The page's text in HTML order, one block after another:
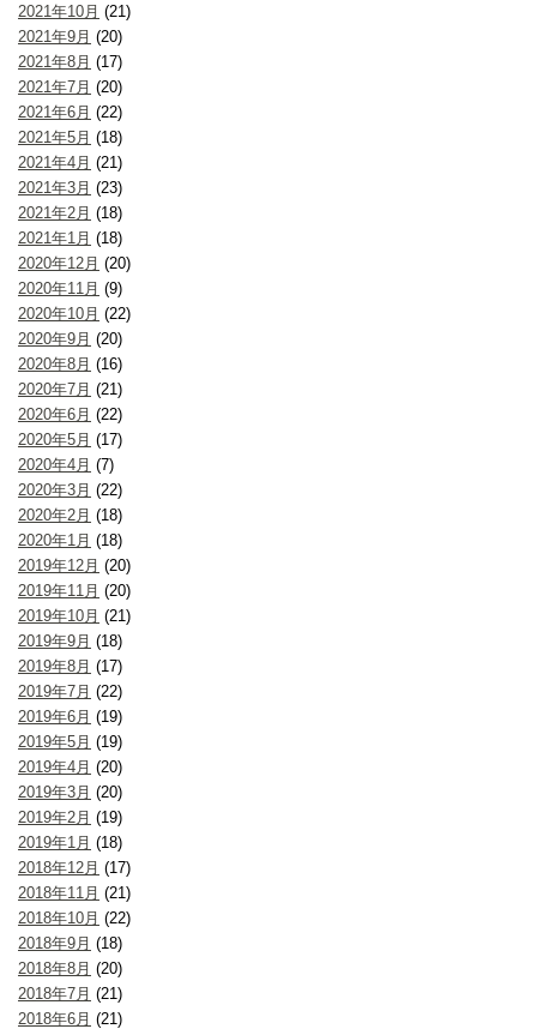
2021年10月 (21)
2021年9月 (20)
2021年8月 (17)
2021年7月 (20)
2021年6月 (22)
2021年5月 (18)
2021年4月 (21)
2021年3月 (23)
2021年2月 (18)
2021年1月 (18)
2020年12月 (20)
2020年11月 (9)
2020年10月 (22)
2020年9月 (20)
2020年8月 (16)
2020年7月 (21)
2020年6月 (22)
2020年5月 (17)
2020年4月 (7)
2020年3月 (22)
2020年2月 (18)
2020年1月 (18)
2019年12月 (20)
2019年11月 (20)
2019年10月 (21)
2019年9月 (18)
2019年8月 (17)
2019年7月 (22)
2019年6月 (19)
2019年5月 (19)
2019年4月 (20)
2019年3月 (20)
2019年2月 (19)
2019年1月 (18)
2018年12月 (17)
2018年11月 (21)
2018年10月 (22)
2018年9月 (18)
2018年8月 (20)
2018年7月 (21)
2018年6月 (21)